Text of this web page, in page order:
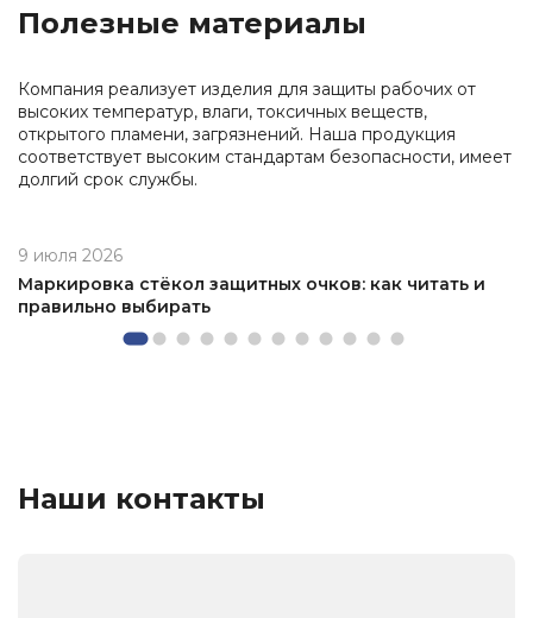
Полезные материалы
Компания реализует изделия для защиты рабочих от
высоких температур, влаги, токсичных веществ,
открытого пламени, загрязнений. Наша продукция
соответствует высоким стандартам безопасности, имеет
долгий срок службы.
9 июля 2026
Маркировка стёкол защитных очков: как читать и
правильно выбирать
Наши контакты